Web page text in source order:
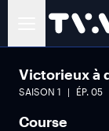
Victorieux à
SAISON 1 ÉP. 05
Course